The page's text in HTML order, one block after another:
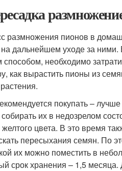
размножения пионов в
на дальнейшем уходе за
необходимо
как вырастить пионы из
покупать –
их в недозрелом
цвета. В это время
пересыхания семян. По
их можно поместить в
срок хранения – 1,5